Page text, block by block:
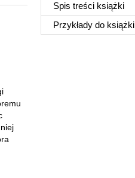
Spis treści książki
Przykłady do książki